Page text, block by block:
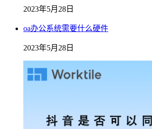
2023年5月28日
oa办公系统需要什么硬件
2023年5月28日